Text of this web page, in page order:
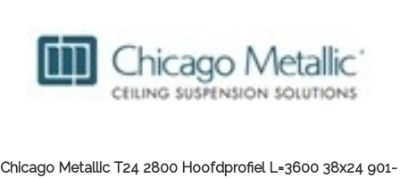
Chicago Metallic T24 2800 Hoofdprofiel L=3600 38x24 901-